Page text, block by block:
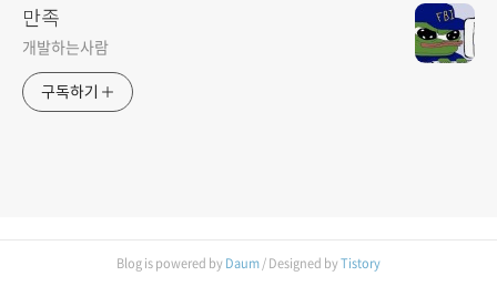
만족
개발하는사람
구독하기
Blog is powered by Daum/ Designed byTistory